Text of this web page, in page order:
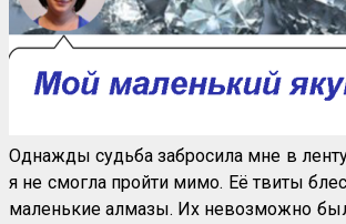
Однажды судьба забросила мне в
я не смогла пройти мимо. Её твиты
маленькие алмазы. Их невозможно